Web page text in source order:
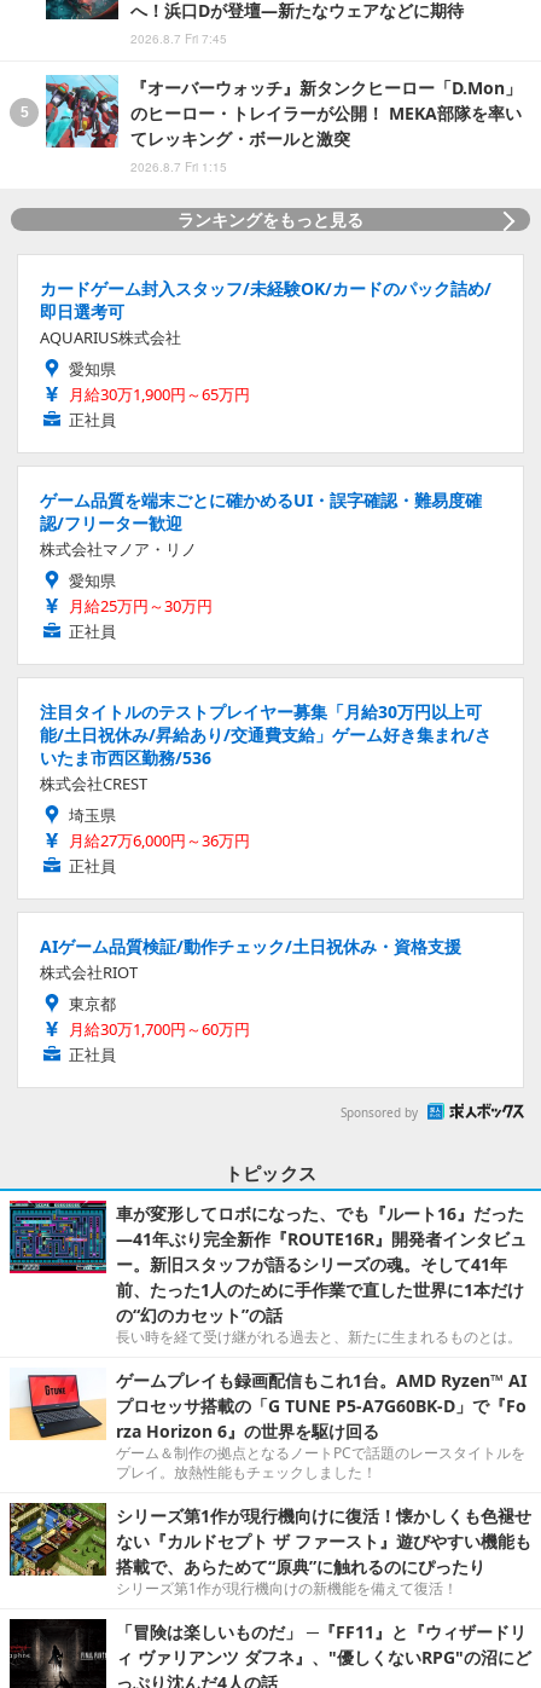
へ！浜口Dが登壇―新たなウェアなどに期待
2026.8.7 Fri 7:45
『オーバーウォッチ』新タンクヒーロー「D.Mon」
のヒーロー・トレイラーが公開！ MEKA部隊を率い
てレッキング・ボールと激突
2026.8.7 Fri 1:15
ランキングをもっと見る
カードゲーム封入スタッフ/未経験OK/カードのパック詰め/
即日選考可
AQUARIUS株式会社
愛知県
月給30万1,900円～65万円
正社員
ゲーム品質を端末ごとに確かめるUI・誤字確認・難易度確
認/フリーター歓迎
株式会社マノア・リノ
愛知県
月給25万円～30万円
正社員
注目タイトルのテストプレイヤー募集「月給30万円以上可
能/土日祝休み/昇給あり/交通費支給」ゲーム好き集まれ/さ
いたま市西区勤務/536
株式会社CREST
埼玉県
月給27万6,000円～36万円
正社員
AIゲーム品質検証/動作チェック/土日祝休み・資格支援
株式会社RIOT
東京都
月給30万1,700円～60万円
正社員
Sponsored by
トピックス
車が変形してロボになった、でも『ルート16』だった
―41年ぶり完全新作『ROUTE16R』開発者インタビュ
ー。新旧スタッフが語るシリーズの魂。そして41年
前、たった1人のために手作業で直した世界に1本だけ
の“幻のカセット”の話
長い時を経て受け継がれる過去と、新たに生まれるものとは。
ゲームプレイも録画配信もこれ1台。AMD Ryzen™ AI
プロセッサ搭載の「G TUNE P5-A7G60BK-D」で『Fo
rza Horizon 6』の世界を駆け回る
ゲーム＆制作の拠点となるノートPCで話題のレースタイトルを
プレイ。放熱性能もチェックしました！
シリーズ第1作が現行機向けに復活！懐かしくも色褪せ
ない『カルドセプト ザ ファースト』遊びやすい機能も
搭載で、あらためて“原典”に触れるのにぴったり
シリーズ第1作が現行機向けの新機能を備えて復活！
「冒険は楽しいものだ」 ─『FF11』と『ウィザードリ
ィ ヴァリアンツ ダフネ』、"優しくないRPG"の沼にど
っぷり沈んだ4人の話